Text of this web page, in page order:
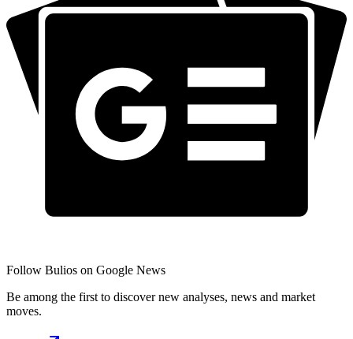
Follow Bulios on Google News
Be among the first to discover new analyses, news and market
moves.